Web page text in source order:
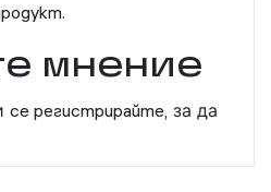
мнение
се регистрирайте, за да